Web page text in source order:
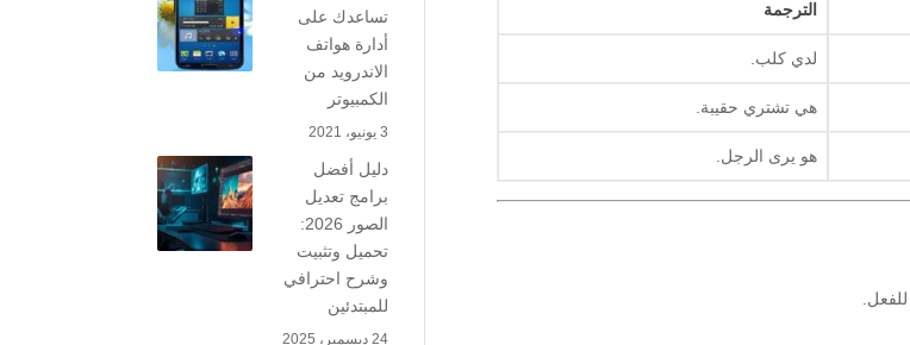
الترجمة
لدي كلب.
هي تشتري حقيبة.
هو يرى الرجل.
تساعدك على
أدارة هواتف
الاندرويد من
الكمبيوتر
3 يونيو، 2021
دليل أفضل
برامج تعديل
الصور 2026:
تحميل وتثبيت
وشرح احترافي
للمبتدئين
24 ديسمبر، 2025